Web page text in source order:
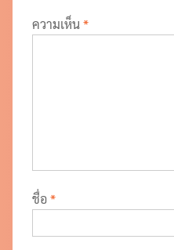
ความเห็น*
ชื่อ*